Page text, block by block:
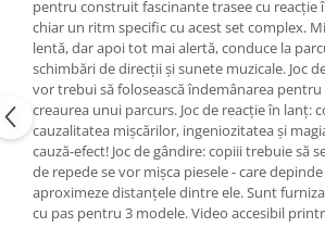
pentru construit fascinante trasee cu reacție
chiar un ritm specific cu acest set complex.
lentă, dar apoi tot mai alertă, conduce la
schimbări de direcții și sunete muzicale. Joc
vor trebui să folosească îndemânarea
creaurea unui parcurs. Joc de reacție în lanț:
cauzalitatea mișcărilor, ingeniozitatea și
cauză-efect! Joc de gândire: copiii trebuie să
de repede se vor mișca piesele - care
aproximeze distanțele dintre ele. Sunt
cu pas pentru 3 modele. Video accesibil